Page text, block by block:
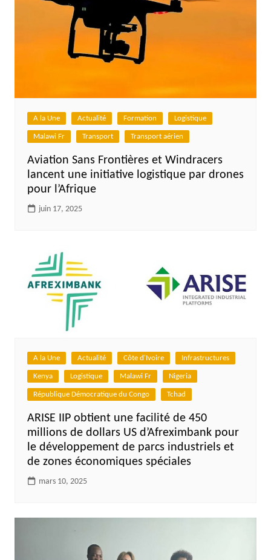
A la Une Actualité Formation Logistique
Malawi Fr Transport Transport aérien
Aviation Sans Frontières et Windracers
lancent une initiative logistique par drones
pour l’Afrique
juin 17, 2025
A la Une Actualité Côte d'Ivoire Infrastructures
Kenya Logistique Malawi Fr Nigeria
République Démocratique du Congo Tchad
ARISE IIP obtient une facilité de 450
millions de dollars US d’Afreximbank pour
le développement de parcs industriels et
de zones économiques spéciales
mars 10, 2025